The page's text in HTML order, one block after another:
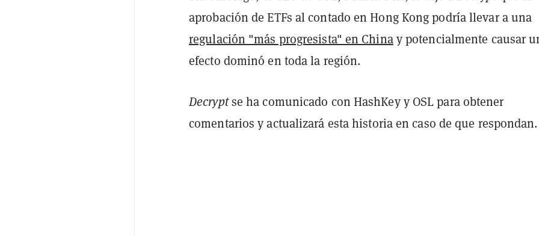
aprobación de ETFs al contado en Hong Kong podría llevar a una
regulación "más progresista" en Chinay potencialmente causar
efecto dominó en toda la región.
Decryptse ha comunicado con HashKey y OSL para obtener
comentarios y actualizará esta historia en caso de que respondan.